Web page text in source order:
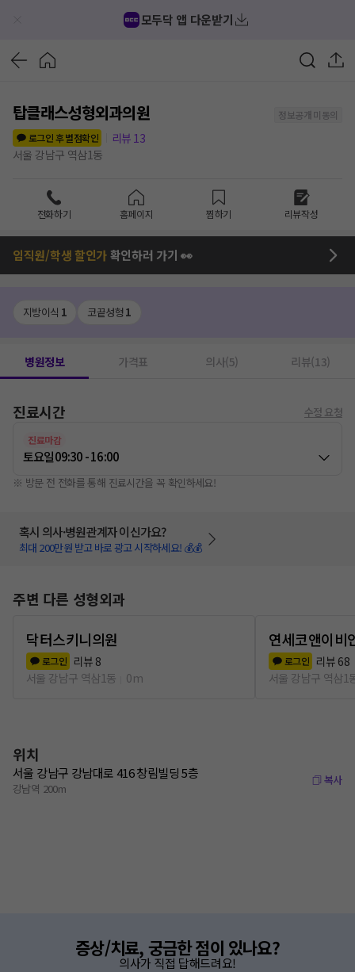
모두닥 앱 다운받기
탑클래스성형외과의원
정보공개 미동의
로그인 후 별점확인
리뷰 13
서울 강남구 역삼1동
전화하기 홈페이지 찜하기 리뷰작성
임직원/학생 할인가확인하러 가기 👀
지방이식 1 코끝성형 1
병원정보 가격표 의사(5) 리뷰(13)
진료시간 수정 요청
진료마감
토요일09:30 - 16:00
※ 방문 전 전화를 통해 진료시간을 꼭 확인하세요!
혹시 의사·병원관계자 이신가요?
최대 200만원 받고 바로 광고 시작하세요! 💰💰
주변 다른 성형외과
닥터스키니의원
로그인 리뷰 8
서울 강남구 역삼1동
0m
연세코앤이비
로그인 리뷰 68
서울 강남구 역삼1
위치
서울 강남구 강남대로 416 창림빌딩 5층
강남역 200m
복사
증상/치료, 궁금한 점이 있나요?
의사가 직접 답해드려요!